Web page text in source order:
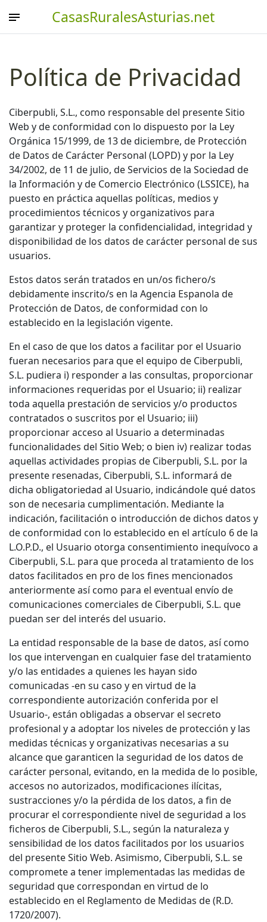
CasasRuralesAsturias.net
Política de Privacidad
Ciberpubli, S.L., como responsable del presente Sitio
Web y de conformidad con lo dispuesto por la Ley
Orgánica 15/1999, de 13 de diciembre, de Protección
de Datos de Carácter Personal (LOPD) y por la Ley
34/2002, de 11 de julio, de Servicios de la Sociedad de
la Información y de Comercio Electrónico (LSSICE), ha
puesto en práctica aquellas políticas, medios y
procedimientos técnicos y organizativos para
garantizar y proteger la confidencialidad, integridad y
disponibilidad de los datos de carácter personal de sus
usuarios.
Estos datos serán tratados en un/os fichero/s
debidamente inscrito/s en la Agencia Espanola de
Protección de Datos, de conformidad con lo
establecido en la legislación vigente.
En el caso de que los datos a facilitar por el Usuario
fueran necesarios para que el equipo de Ciberpubli,
S.L. pudiera i) responder a las consultas, proporcionar
informaciones requeridas por el Usuario; ii) realizar
toda aquella prestación de servicios y/o productos
contratados o suscritos por el Usuario; iii)
proporcionar acceso al Usuario a determinadas
funcionalidades del Sitio Web; o bien iv) realizar todas
aquellas actividades propias de Ciberpubli, S.L. por la
presente resenadas, Ciberpubli, S.L. informará de
dicha obligatoriedad al Usuario, indicándole qué datos
son de necesaria cumplimentación. Mediante la
indicación, facilitación o introducción de dichos datos y
de conformidad con lo establecido en el artículo 6 de la
L.O.P.D., el Usuario otorga consentimiento inequívoco a
Ciberpubli, S.L. para que proceda al tratamiento de los
datos facilitados en pro de los fines mencionados
anteriormente así como para el eventual envío de
comunicaciones comerciales de Ciberpubli, S.L. que
puedan ser del interés del usuario.
La entidad responsable de la base de datos, así como
los que intervengan en cualquier fase del tratamiento
y/o las entidades a quienes les hayan sido
comunicadas -en su caso y en virtud de la
correspondiente autorización conferida por el
Usuario-, están obligadas a observar el secreto
profesional y a adoptar los niveles de protección y las
medidas técnicas y organizativas necesarias a su
alcance que garanticen la seguridad de los datos de
carácter personal, evitando, en la medida de lo posible,
accesos no autorizados, modificaciones ilícitas,
sustracciones y/o la pérdida de los datos, a fin de
procurar el correspondiente nivel de seguridad a los
ficheros de Ciberpubli, S.L., según la naturaleza y
sensibilidad de los datos facilitados por los usuarios
del presente Sitio Web. Asimismo, Ciberpubli, S.L. se
compromete a tener implementadas las medidas de
seguridad que correspondan en virtud de lo
establecido en el Reglamento de Medidas de (R.D.
1720/2007).